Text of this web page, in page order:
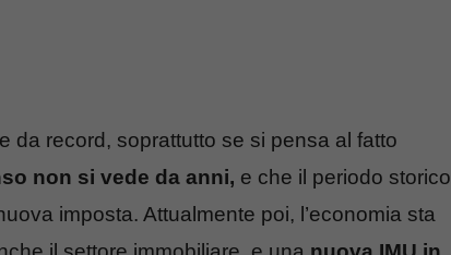
da record, soprattutto se si pensa al fatto
non si vede da anni, e che il periodo storico
imposta. Attualmente poi, l’economia sta